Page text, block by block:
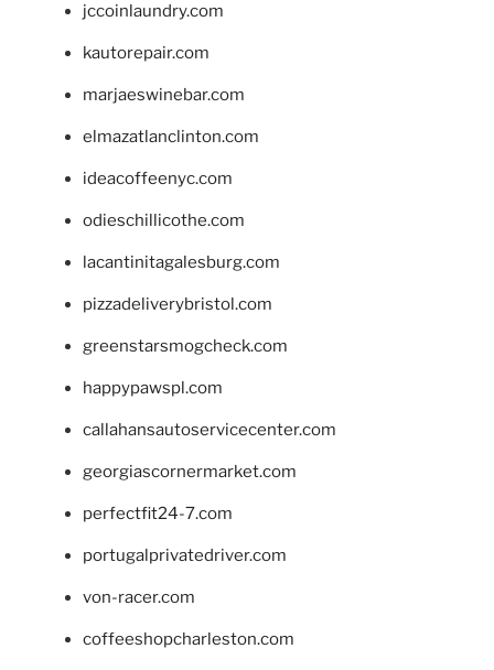
jccoinlaundry.com
kautorepair.com
marjaeswinebar.com
elmazatlanclinton.com
ideacoffeenyc.com
odieschillicothe.com
lacantinitagalesburg.com
pizzadeliverybristol.com
greenstarsmogcheck.com
happypawspl.com
callahansautoservicecenter.com
georgiascornermarket.com
perfectfit24-7.com
portugalprivatedriver.com
von-racer.com
coffeeshopcharleston.com